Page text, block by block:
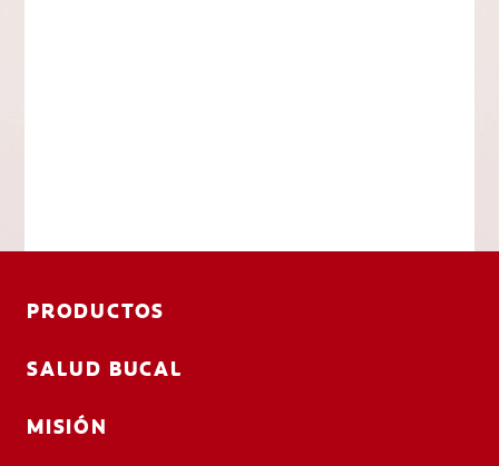
PRODUCTOS
SALUD BUCAL
MISIÓN